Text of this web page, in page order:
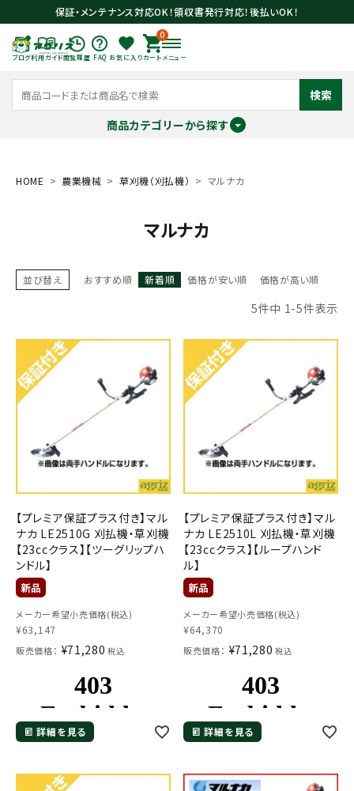
保証・メンテナンス対応OK！領収書発行対応！後払いOK！
ブログ利用ガイド閲覧履歴 FAQ お気に入り
0
カート メニュー
検索
商品カテゴリーから探す
meeting_room ログイン person 会員登録
search
お気に入り一覧
農業機械
農業資材
作業用品
補修部品
レンタル
ブログ
利用ガイド
HOME 農業機械 草刈機（刈払機） マルナカ
マルナカ
並び替え おすすめ順 新着順 価格が安い順 価格が高い順
5件中 1-5件表示
【プレミア保証プラス付き】マル
ナカ LE2510G 刈払機・草刈機
【23ccクラス】【ツーグリップハ
ンドル】
メーカー希望小売価格(税込)
¥63,147
販売価格： ¥71,280 税込
詳細を見る
【プレミア保証プラス付き】マル
ナカ LE2510L 刈払機・草刈機
【23ccクラス】【ループハンド
ル】
メーカー希望小売価格(税込)
¥64,370
販売価格： ¥71,280 税込
詳細を見る